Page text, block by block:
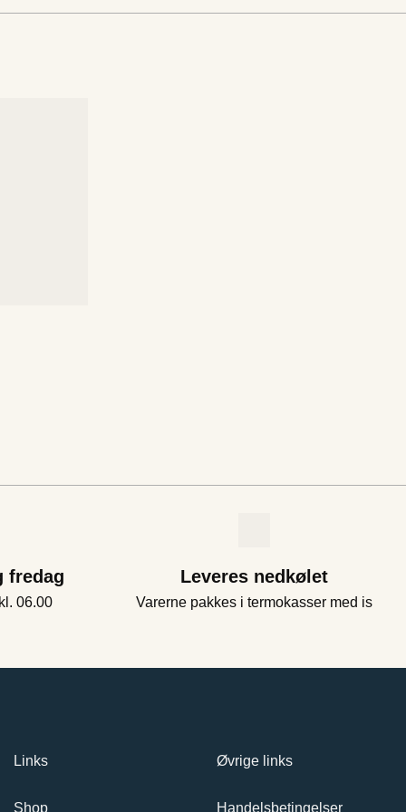
fredag
06.00
Leveres nedkølet
Varerne pakkes i termokasser med is
Links
Shop
Øvrige links
Handelsbetingelser